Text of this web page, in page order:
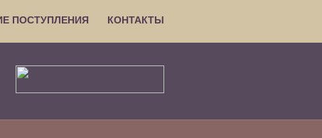
ПОСТУПЛЕНИЯ КОНТАКТЫ